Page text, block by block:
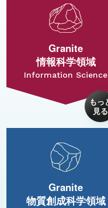
Granite
情報科学領域
Information Science
Granite
物質創成科学領域